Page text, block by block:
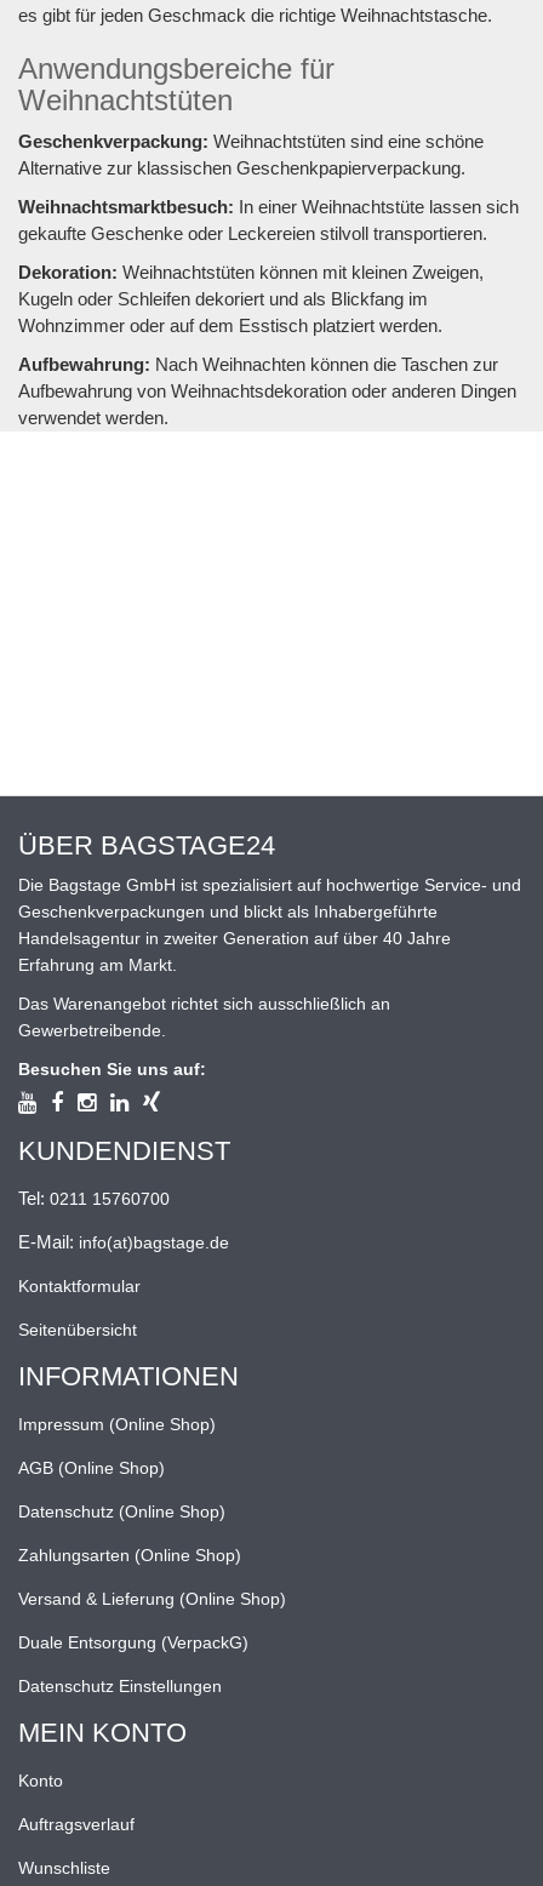
es gibt für jeden Geschmack die richtige Weihnachtstasche.
Anwendungsbereiche für
Weihnachtstüten
Geschenkverpackung: Weihnachtstüten sind eine schöne
Alternative zur klassischen Geschenkpapierverpackung.
Weihnachtsmarktbesuch: In einer Weihnachtstüte lassen sich
gekaufte Geschenke oder Leckereien stilvoll transportieren.
Dekoration: Weihnachtstüten können mit kleinen Zweigen,
Kugeln oder Schleifen dekoriert und als Blickfang im
Wohnzimmer oder auf dem Esstisch platziert werden.
Aufbewahrung: Nach Weihnachten können die Taschen zur
Aufbewahrung von Weihnachtsdekoration oder anderen Dingen
verwendet werden.
ÜBER BAGSTAGE24
Die Bagstage GmbH ist spezialisiert auf hochwertige Service- und
Geschenkverpackungen und blickt als Inhabergeführte
Handelsagentur in zweiter Generation auf über 40 Jahre
Erfahrung am Markt.
Das Warenangebot richtet sich ausschließlich an
Gewerbetreibende.
Besuchen Sie uns auf:
KUNDENDIENST
Tel: 0211 15760700
E-Mail: info(at)bagstage.de
Kontaktformular
Seitenübersicht
INFORMATIONEN
Impressum (Online Shop)
AGB (Online Shop)
Datenschutz (Online Shop)
Zahlungsarten (Online Shop)
Versand & Lieferung (Online Shop)
Duale Entsorgung (VerpackG)
Datenschutz Einstellungen
MEIN KONTO
Konto
Auftragsverlauf
Wunschliste